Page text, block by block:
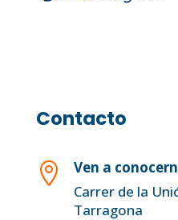
Contacto

Ven a
Carrer de la
Tarragona